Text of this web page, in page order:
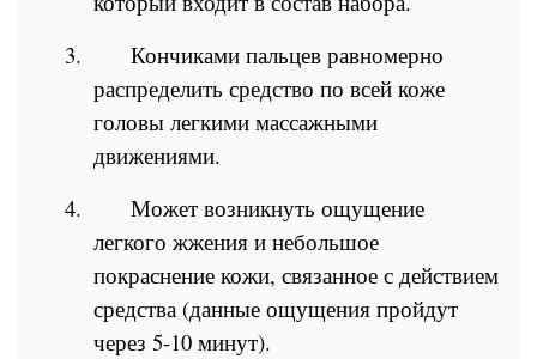
3.
Кончиками пальцев равномерно
распределить средство по всей коже
головы легкими массажными
движениями.
4.
Может возникнуть ощущение
легкого жжения и небольшое
покраснение кожи, связанное с действием
средства (данные ощущения пройдут
через 5-10 минут).